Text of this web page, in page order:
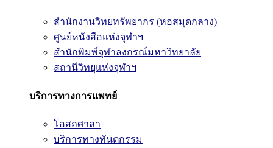
สำนักงานวิทยทรัพยากร (หอสมุดกลาง)
ศูนย์หนังสือแห่งจุฬาฯ
สำนักพิมพ์จุฬาลงกรณ์มหาวิทยาลัย
สถานีวิทยุแห่งจุฬาฯ
บริการทางการแพทย์
โอสถศาลา
บริการทางทันตกรรม